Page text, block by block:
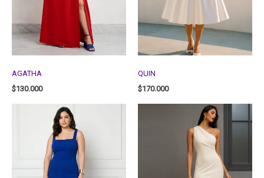
AGATHA
$130.000
QUIN
$170.000